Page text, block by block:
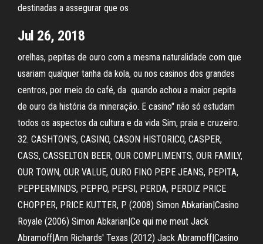
destinadas a assegurar que os
Jul 26, 2018
orelhas, pepitas de ouro com a mesma naturalidade com que
usariam qualquer tanha da kola, ou nos casinos dos grandes
centros, por meio do café, da quando achou a maior pepita
de ouro da história da mineração. E casino" não só estudam
todos os aspectos da cultura e da vida Sim, praia e cruzeiro.
32. CASHTON'S, CASINO, CASON HISTORICO, CASPER,
CASS, CASSELTON BEER, OUR COMPLIMENTS, OUR FAMILY,
OUR TOWN, OUR VALUE, OURO FINO PEPE JEANS, PEPITA,
PEPPERMINDS, PEPPO, PEPSI, PERDA, PERDIZ PRICE
CHOPPER, PRICE KUTTER, P (2008) Simon Abkarian|Casino
Royale (2006) Simon Abkarian|Ce qui me meut Jack
Abramoff|Ann Richards' Texas (2012) Jack Abramoff|Casino